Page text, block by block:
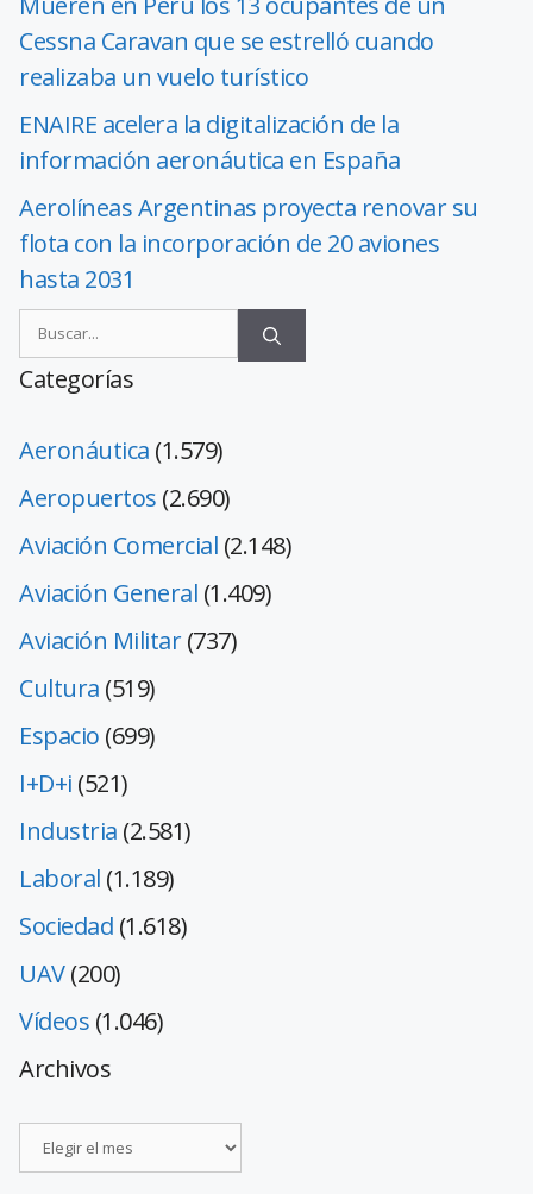
Cessna Caravan que se estrelló cuando
realizaba un vuelo turístico
ENAIRE acelera la digitalización de la
información aeronáutica en España
Aerolíneas Argentinas proyecta renovar su
flota con la incorporación de 20 aviones
hasta 2031
Categorías
Aeronáutica (1.579)
Aeropuertos (2.690)
Aviación Comercial (2.148)
Aviación General (1.409)
Aviación Militar(737)
Cultura (519)
Espacio (699)
I+D+i (521)
Industria (2.581)
Laboral (1.189)
Sociedad (1.618)
UAV(200)
Vídeos (1.046)
Archivos